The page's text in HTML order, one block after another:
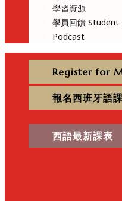
學習資源
學員回饋 Student
Podcast
Register for
報名西班牙語
西語最新課表